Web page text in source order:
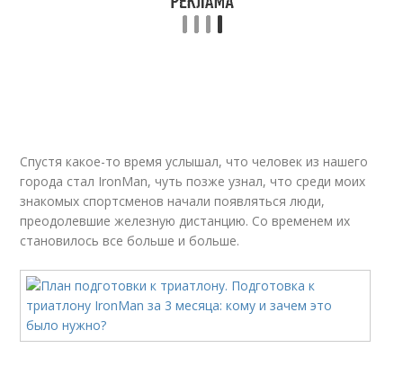
Спустя какое-то время услышал, что человек из нашего
города стал IronMan, чуть позже узнал, что среди моих
знакомых спортсменов начали появляться люди,
преодолевшие железную дистанцию. Со временем их
становилось все больше и больше.